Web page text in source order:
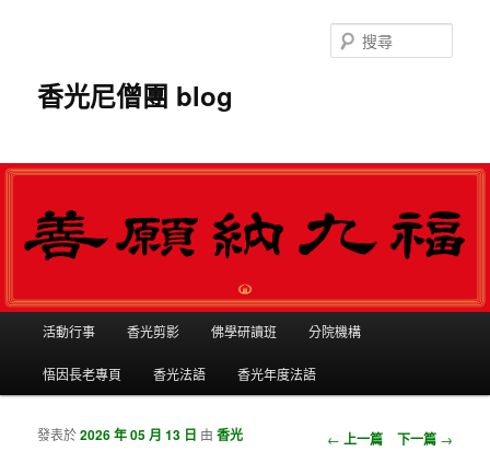
香光尼僧團 blog
尋
跳到主內容
跳到第二內容
活動行事 香光剪影 佛學研讀班 分院機構
悟因長老專頁 香光法語 香光年度法語
瀏覽文章
← 上一篇 下一篇 →
發表於2026 年 05 月 13 日 由香光